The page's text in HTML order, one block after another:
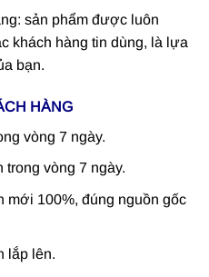
sản phẩm được luôn
khách hàng tin dùng, là lựa
bạn.
HÀNG
vòng 7 ngày.
vòng 7 ngày.
mới 100%, đúng nguồn gốc
lắp lên.